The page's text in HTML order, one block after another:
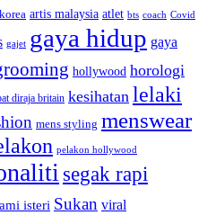
artis malaysia atlet bts coach Covid
gajet gaya hidup gaya
hollywood horologi
diraja britain kesihatan lelaki
mens styling menswear
pelakon hollywood
segak rapi
isteri Sukan viral